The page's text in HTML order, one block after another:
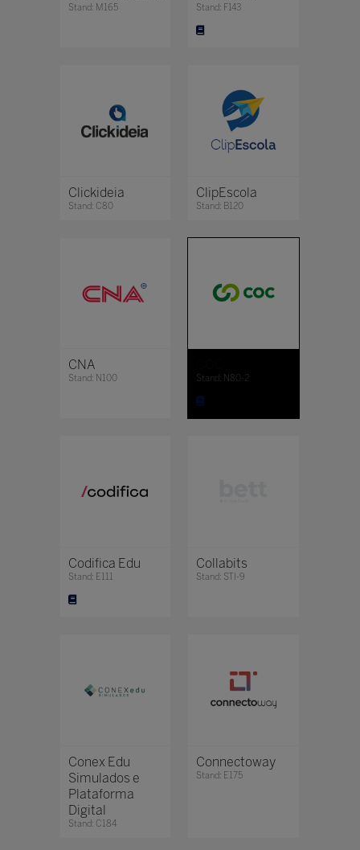
Stand: M165 Stand: F143
Clickideia
Stand: C80
ClipEscola
Stand: B120
CNA
Stand: N100 Stand: N80-2
Codifica Edu
Stand: E111
Collabits
Stand: STI-9
Conex Edu
Simulados e
Plataforma
Digital
Stand: C184
Connectoway
Stand: E175